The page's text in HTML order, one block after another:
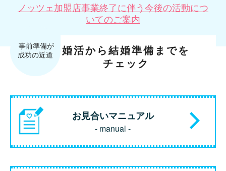
ノッツェ加盟店事業終了に伴う今後の活動につ
いてのご案内
婚活から結婚準備までを
チェック
お見合いマニュアル
- manual -